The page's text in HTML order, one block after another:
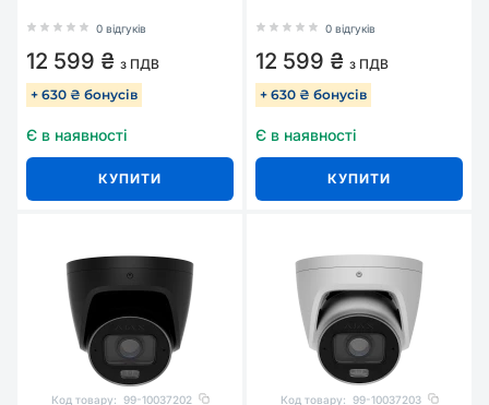
0 відгуків
12 599 ₴ з ПДВ
+ 630 ₴ бонусів
Є в наявності
КУПИТИ
0 відгуків
12 599 ₴ з ПДВ
+ 630 ₴ бонусів
Є в наявності
КУПИТИ
Код товару: 99-10037202 Код товару: 99-10037203